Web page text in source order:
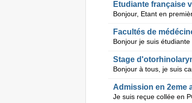
Etudiante française
Facultés de
Stage
Admission en 2eme